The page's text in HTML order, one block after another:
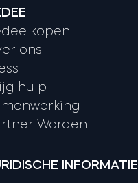
kopen
ons
hulp
Worden
INFORMATIE